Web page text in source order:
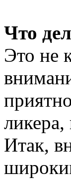
Что
Это не
ликера,
Итак,